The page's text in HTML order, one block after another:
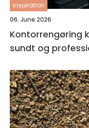
inspiration
06. June 2026
Kontorrengøring
sundt og